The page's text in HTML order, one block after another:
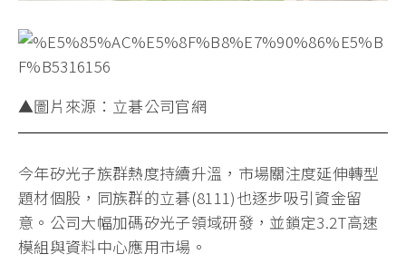
▲圖片來源：立碁公司官網
今年矽光子族群熱度持續升溫，市場關注度延伸轉型
題材個股，同族群的立碁(8111)也逐步吸引資金留
意。公司大幅加碼矽光子領域研發，並鎖定3.2T高速
模組與資料中心應用市場。